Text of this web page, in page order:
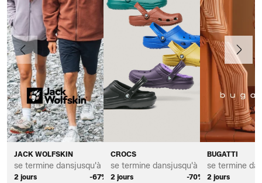
JACK WOLFSKIN
se termine dans
2 jours
jusqu'à *
-67%
CROCS
se termine dans
2 jours
jusqu'à *
-70%
BUGATTI
se termine
2 jours
Précédent Suivant